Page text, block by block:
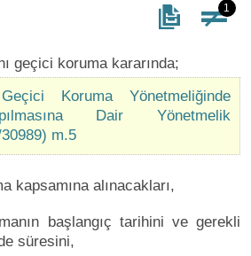
1
geçici koruma kararında;
Koruma Yönetmeliğinde
Dair Yönetmelik
m.5
kapsamına alınacakları,
başlangıç tarihini ve gerekli
süresini,